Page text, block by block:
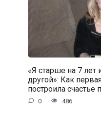
«Я старше на 7 лет
другой»: Как
построила счастье
0 486